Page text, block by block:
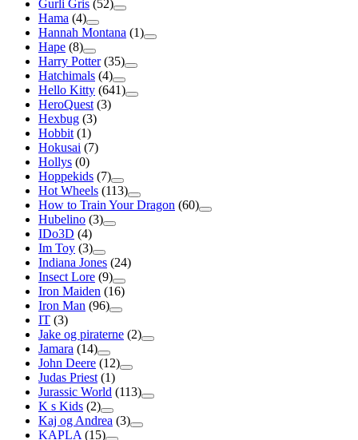
Gurli Gris (52)
Hama (4)
Hannah Montana (1)
Hape (8)
Harry Potter (35)
Hatchimals (4)
Hello Kitty (641)
HeroQuest (3)
Hexbug (3)
Hobbit (1)
Hokusai (7)
Hollys (0)
Hoppekids (7)
Hot Wheels (113)
How to Train Your Dragon (60)
Hubelino (3)
IDo3D (4)
Im Toy (3)
Indiana Jones (24)
Insect Lore (9)
Iron Maiden (16)
Iron Man (96)
IT (3)
Jake og piraterne (2)
Jamara (14)
John Deere (12)
Judas Priest (1)
Jurassic World (113)
K s Kids (2)
Kaj og Andrea (3)
KAPLA (15)